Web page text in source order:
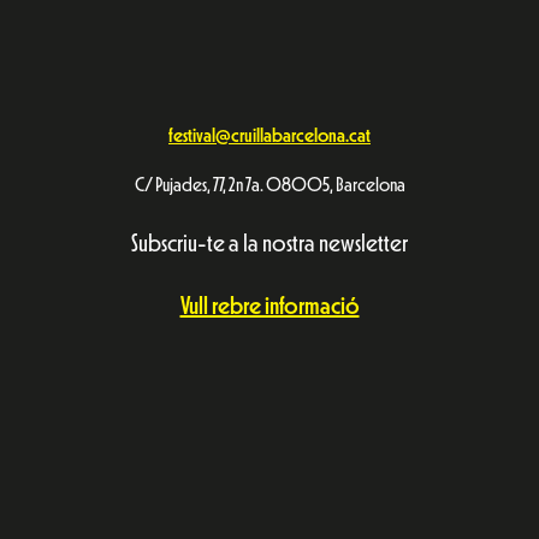
festival@cruillabarcelona.cat
C/ Pujades, 77, 2n 7a. 08005, Barcelona
Subscriu-te a la nostra newsletter
Vull rebre informació